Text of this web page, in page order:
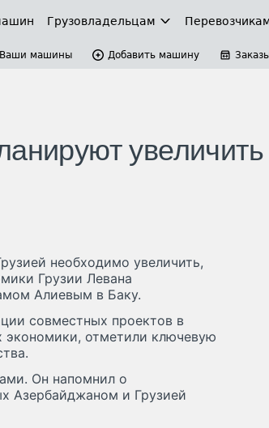
Грузовладельцам
Ваши машины Добавить машину
необходимо увеличить,
Грузии Левана
Алиевым в Баку.
совместных проектов в
экономики, отметили ключевую
Он напомнил о
Азербайджаном и Грузией